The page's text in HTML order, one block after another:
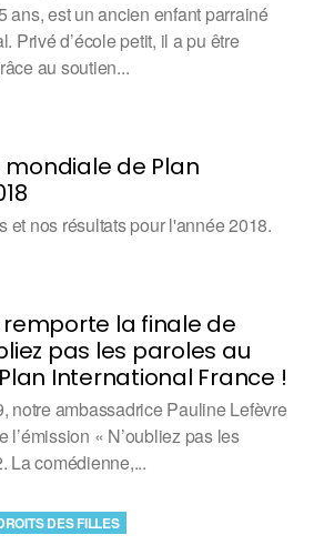
ans, est un ancien enfant parrainé
Privé d’école petit, il a pu être
au soutien...
mondiale de Plan
et nos résultats pour l'année 2018.
remporte la finale de
pas les paroles au
International France !
notre ambassadrice Pauline Lefèvre
l’émission « N’oubliez pas les
La comédienne,...
DES FILLES